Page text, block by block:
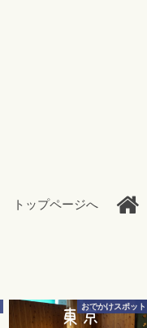
トップページへ
おでかけスポット